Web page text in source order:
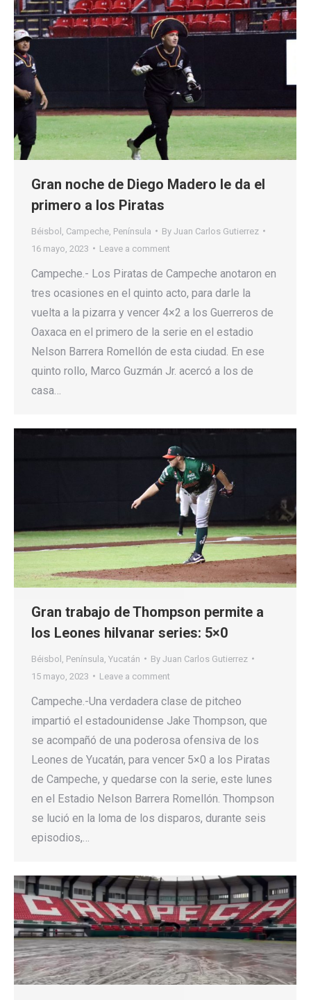
Gran noche de Diego Madero le da el
primero a los Piratas
Béisbol Campeche Península By Juan Carlos Gutierrez
16 mayo, 2023
Leave a comment
Campeche.- Los Piratas de Campeche anotaron en
tres ocasiones en el quinto acto, para darle la
vuelta a la pizarra y vencer 4×2 a los Guerreros de
Oaxaca en el primero de la serie en el estadio
Nelson Barrera Romellón de esta ciudad. En ese
quinto rollo, Marco Guzmán Jr. acercó a los de
casa…
Gran trabajo de Thompson permite a
los Leones hilvanar series: 5×0
Béisbol Península Yucatán By Juan Carlos Gutierrez
15 mayo, 2023
Leave a comment
Campeche.-Una verdadera clase de pitcheo
impartió el estadounidense Jake Thompson, que
se acompañó de una poderosa ofensiva de los
Leones de Yucatán, para vencer 5×0 a los Piratas
de Campeche, y quedarse con la serie, este lunes
en el Estadio Nelson Barrera Romellón. Thompson
se lució en la loma de los disparos, durante seis
episodios,…